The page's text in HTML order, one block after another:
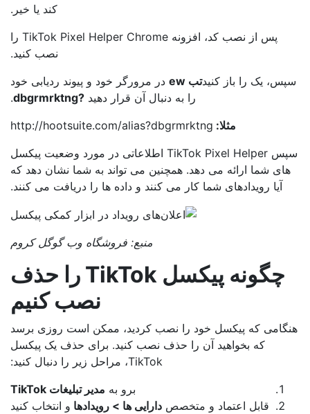
کند یا خیر.
پس از نصب کد، افزونه TikTok Pixel Helper Chrome را
نصب کنید.
یک را باز کنید تب ew
در مرورگر خود و پیوند ردیابی خود
را به دنبال آن قرار دهید?dbgrmrktng
.
مثلا:http://hootsuite.com/alias?dbgrmrktng
سپس TikTok Pixel Helper اطلاعاتی در مورد وضعیت پیکسل
شما ارائه می دهد. همچنین می تواند به شما نشان دهد که
آیا رویدادهای شما کار می کنند و داده ها را دریافت می کنند.
منبع: فروشگاه وب گوگل کروم
چگونه پیکسل TikTok را حذف
نصب کنیم
که پیکسل خود را نصب کردید، ممکن است روزی برسد
که بخواهید آن را حذف نصب کنید. برای حذف یک پیکسل
TikTok، مراحل زیر را دنبال کنید:
برو به مدیر تبلیغات TikTok
قابل اعتماد و متخصصدارایی ها > رویدادهاو انتخاب کنید